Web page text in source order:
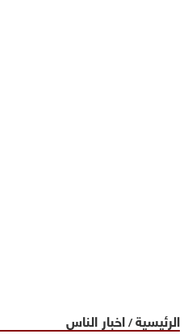
الرئيسية/اخبار الناس